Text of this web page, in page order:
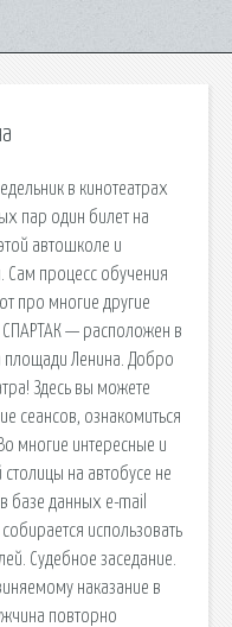
в кинотеатрах
пар один билет на
автошколе и
Сам процесс обучения
про многие другие
СПАРТАК — расположен в
Ленина. Добро
Здесь вы можете
сеансов, ознакомиться
многие интересные и
на автобусе не
базе данных e-mail
использовать
Судебное заседание.
наказание в
повторно